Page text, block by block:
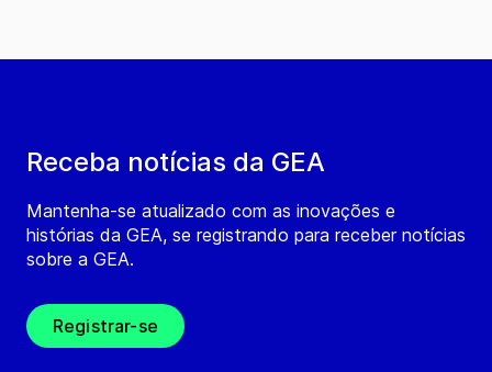
Receba notícias da GEA
Mantenha-se atualizado com as inovações e
histórias da GEA, se registrando para receber notícias
sobre a GEA.
Registrar-se